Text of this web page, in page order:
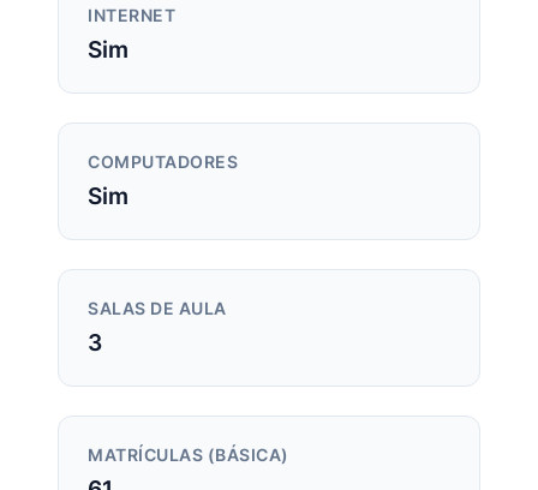
INTERNET
Sim
COMPUTADORES
Sim
SALAS DE AULA
3
MATRÍCULAS (BÁSICA)